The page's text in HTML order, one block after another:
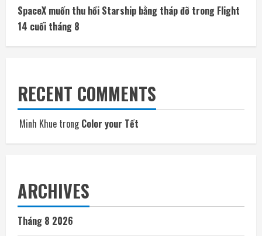
SpaceX muốn thu hồi Starship bằng tháp đỡ trong Flight
14 cuối tháng 8
RECENT COMMENTS
Minh Khue trongColor your Tết
ARCHIVES
Tháng 8 2026